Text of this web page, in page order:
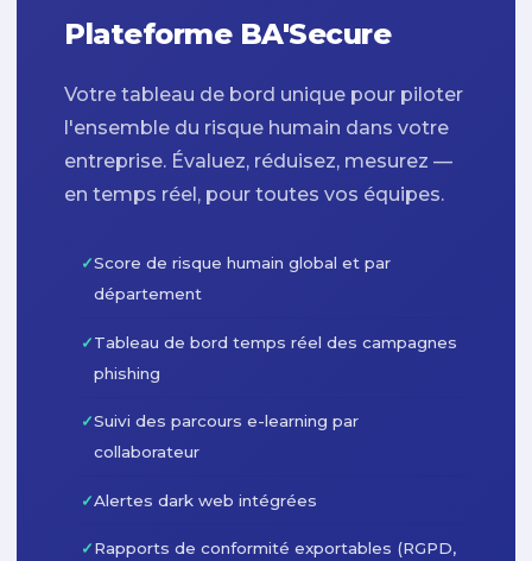
Plateforme BA'Secure
Votre tableau de bord unique pour piloter
l'ensemble du risque humain dans votre
entreprise. Évaluez, réduisez, mesurez —
en temps réel, pour toutes vos équipes.
✓Score de risque humain global et par
département
✓Tableau de bord temps réel des campagnes
phishing
✓Suivi des parcours e-learning par
collaborateur
✓Alertes dark web intégrées
✓Rapports de conformité exportables (RGPD,